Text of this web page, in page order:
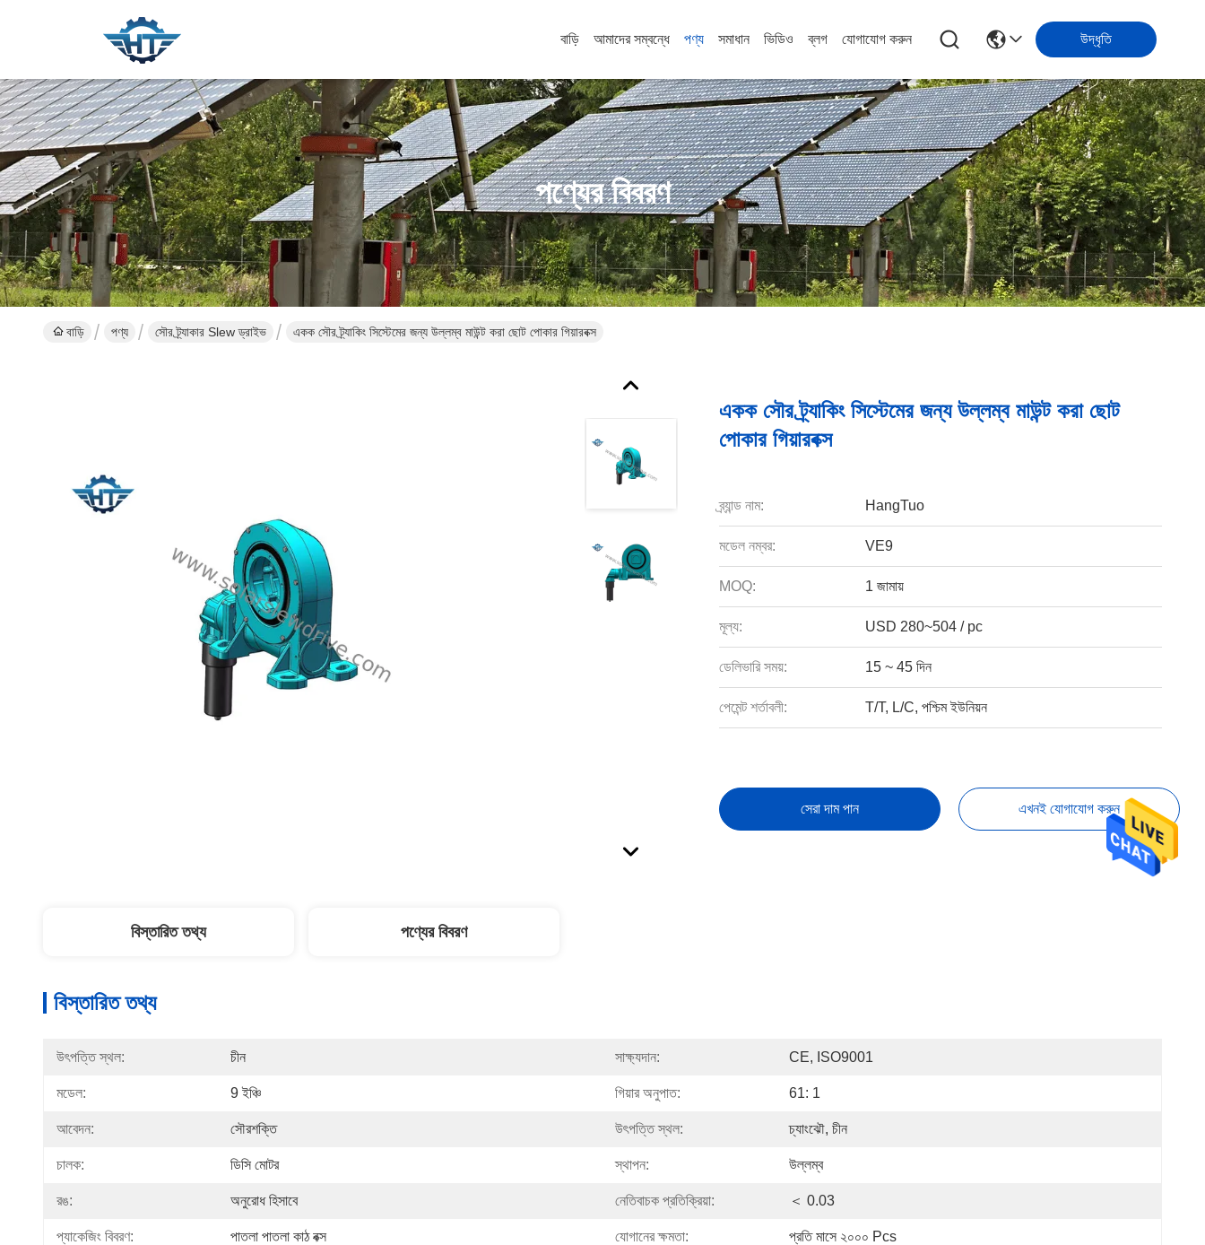
বাড়ি আমাদের সম্বন্ধে পণ্য সমাধান ভিডিও ব্লগ যোগাযোগ করুন উদ্ধৃতি
পণ্যের বিবরণ
বাড়ি পণ্য সৌর ট্র্যাকার Slew ড্রাইভ একক সৌর ট্র্যাকিং সিস্টেমের জন্য উল্লম্ব মাউন্ট করা ছোট পোকার গিয়ারবক্স
একক সৌর ট্র্যাকিং সিস্টেমের জন্য উল্লম্ব মাউন্ট করা ছোট
পোকার গিয়ারবক্স
ব্র্যান্ড নাম: HangTuo
মডেল নম্বর: VE9
MOQ: 1 জামায়
মূল্য: USD 280~504 / pc
ডেলিভারি সময়: 15 ~ 45 দিন
পেমেন্ট শর্তাবলী: T/T, L/C, পশ্চিম ইউনিয়ন
সেরা দাম পান এখনই যোগাযোগ করুন
বিস্তারিত তথ্য পণ্যের বিবরণ
বিস্তারিত তথ্য
উৎপত্তি স্থল: চীন সাক্ষ্যদান: CE, ISO9001
মডেল: 9 ইঞ্চি গিয়ার অনুপাত: 61: 1
আবেদন: সৌরশক্তি উৎপত্তি স্থল: চ্যাংঝৌ, চীন
চালক: ডিসি মোটর স্থাপন: উল্লম্ব
রঙ: অনুরোধ হিসাবে নেতিবাচক প্রতিক্রিয়া: ＜ 0.03
প্যাকেজিং বিবরণ: পাতলা পাতলা কাঠ বক্স যোগানের ক্ষমতা: প্রতি মাসে ২০০০ Pcs